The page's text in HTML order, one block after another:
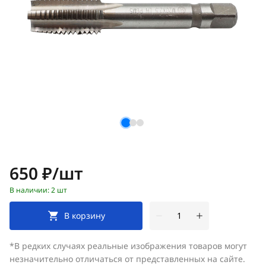
Цена:
650 ₽/шт
В наличии: 2 шт
В корзину
*В редких случаях реальные изображения товаров могут
незначительно отличаться от представленных на сайте.